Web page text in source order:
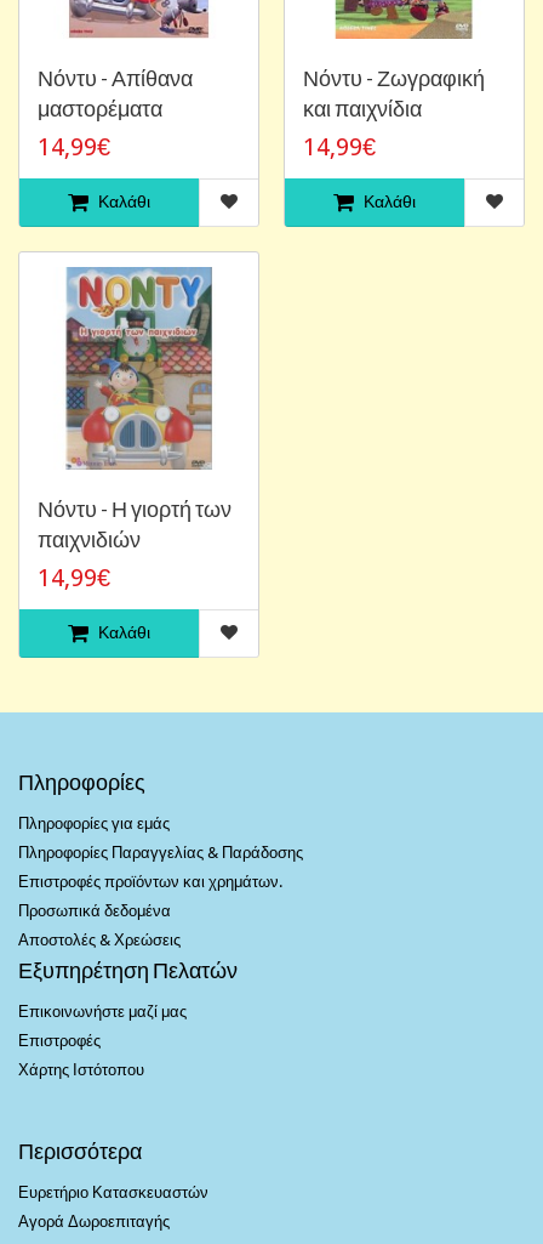
Νόντυ - Απίθανα
μαστορέματα
14,99€
Καλάθι
Νόντυ - Ζωγραφική
και παιχνίδια
14,99€
Καλάθι
Νόντυ - Η γιορτή των
παιχνιδιών
14,99€
Καλάθι
Πληροφορίες
Πληροφορίες για εμάς
Πληροφορίες Παραγγελίας & Παράδοσης
Επιστροφές προϊόντων και χρημάτων.
Προσωπικά δεδομένα
Αποστολές & Χρεώσεις
Εξυπηρέτηση Πελατών
Επικοινωνήστε μαζί μας
Επιστροφές
Χάρτης Ιστότοπου
Περισσότερα
Ευρετήριο Κατασκευαστών
Αγορά Δωροεπιταγής